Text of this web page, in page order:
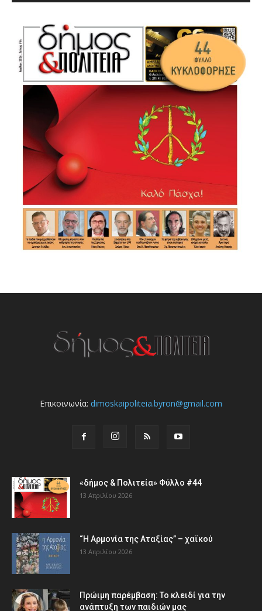
Επικοινωνία: dimoskaipoliteia.byron@gmail.com
«δήμος & Πολιτεία» Φύλλο #44
13 Απριλίου 2026
“Η Αρμονία της Αταξίας” – χαϊκού
13 Απριλίου 2026
Πρώιμη παρέμβαση: Το κλειδί για την
ανάπτυξη των παιδιών µας